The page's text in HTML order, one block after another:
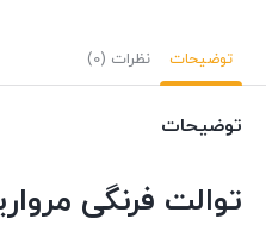
توضیحات نظرات (0)
توضیحات
توالت فرنگی